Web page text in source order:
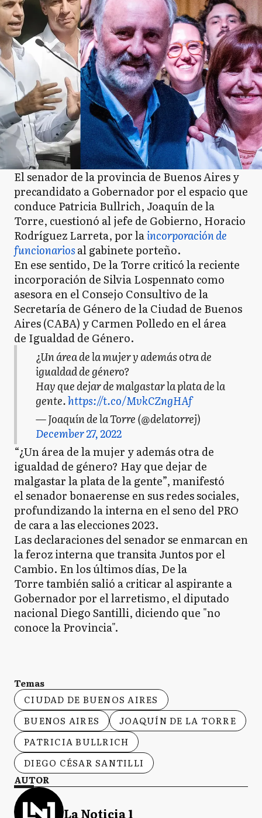
El senador de la provincia de Buenos Aires y
precandidato a Gobernador por el espacio que
conduce Patricia Bullrich, Joaquín de la
Torre, cuestionó al jefe de Gobierno, Horacio
Rodríguez Larreta, por laincorporación de
funcionariosal gabinete porteño.
En ese sentido, De la Torre criticó la reciente
incorporación de Silvia Lospennato como
asesora en el Consejo Consultivo de la
Secretaría de Género de la Ciudad de Buenos
Aires (CABA) y Carmen Polledo en el área
de Igualdad de Género.
¿Un área de la mujer y además otra de
igualdad de género?
Hay que dejar de malgastar la plata de la
gente.https://t.co/MvkCZngHAf
— Joaquín de la Torre (@delatorrej)
December 27, 2022
“¿Un área de la mujer y además otra de
igualdad de género? Hay que dejar de
malgastar la plata de la gente”, manifestó
el senador bonaerense en sus redes sociales,
profundizando la interna en el seno del PRO
de cara a las elecciones 2023.
Las declaraciones del senador se enmarcan en
la feroz interna que transita Juntos por el
Cambio. En los últimos días, De la
Torre también salió a criticar al aspirante a
Gobernador por el larretismo, el diputado
nacional Diego Santilli, diciendo que "no
conoce la Provincia".
Temas
CIUDAD DE BUENOS AIRES
BUENOS AIRES
JOAQUÍN DE LA TORRE
PATRICIA BULLRICH
DIEGO CÉSAR SANTILLI
AUTOR
La Noticia 1